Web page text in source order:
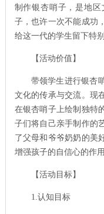
制作银杏哨子，是地
子，也许一次不能成功
给这一代的学生留下特别
【活动价值】
带领学生进行银杏
文化的传承与交流。现
在银杏哨子上绘制独特
子们将自己亲手制作的
了父母和爷爷奶奶的美
增强孩子的自信心的作
【活动目标】
1.认知目标